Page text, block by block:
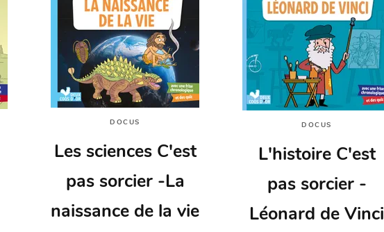
DOCUS
Les sciences C'est
pas sorcier -La
naissance de la vie
DOCUS
L'histoire C'est
pas sorcier -
Léonard de Vinci